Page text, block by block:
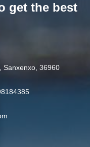
get the best
Sanxenxo, 36960